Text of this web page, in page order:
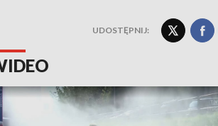
UDOSTĘPNIJ: